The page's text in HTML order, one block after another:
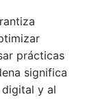
prácticas
significa
y al